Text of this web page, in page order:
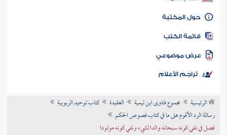
كتاب الأمة
المكتبة
الكتب
موضوعي
تراجم الأعلام
الرئيسية مجموع فتاوى ابن تيمية العقيدة
كتاب توحيد الربوبية
رسالة الرد الأقوم على ما في كتاب فصوص الحكم
فصل في نفي كونه سبحانه والدا لشيء ونفي كونه مولودا